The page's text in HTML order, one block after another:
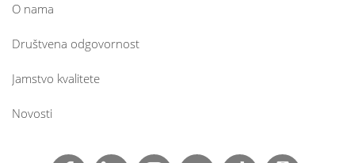
O nama
Društvena odgovornost
Jamstvo kvalitete
Novosti